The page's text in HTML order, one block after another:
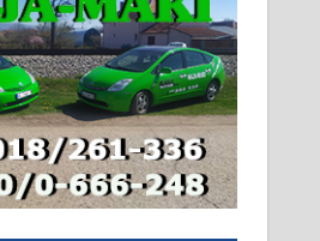
ОГЛАСИ
флотација Рудник
запошљава 20
рудара. Услови:
школа, пожељно